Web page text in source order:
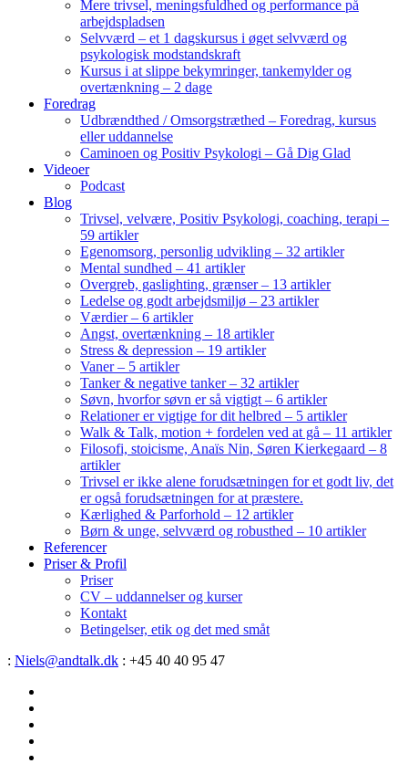
Mere trivsel, meningsfuldhed og performance på
arbejdspladsen
Selvværd – et 1 dagskursus i øget selvværd og
psykologisk modstandskraft
Kursus i at slippe bekymringer, tankemylder og
overtænkning – 2 dage
Foredrag
Udbrændthed / Omsorgstræthed – Foredrag, kursus
eller uddannelse
Caminoen og Positiv Psykologi – Gå Dig Glad
Videoer
Podcast
Blog
Trivsel, velvære, Positiv Psykologi, coaching, terapi –
59 artikler
Egenomsorg, personlig udvikling – 32 artikler
Mental sundhed – 41 artikler
Overgreb, gaslighting, grænser – 13 artikler
Ledelse og godt arbejdsmiljø – 23 artikler
Værdier – 6 artikler
Angst, overtænkning – 18 artikler
Stress & depression – 19 artikler
Vaner – 5 artikler
Tanker & negative tanker – 32 artikler
Søvn, hvorfor søvn er så vigtigt – 6 artikler
Relationer er vigtige for dit helbred – 5 artikler
Walk & Talk, motion + fordelen ved at gå – 11 artikler
Filosofi, stoicisme, Anaïs Nin, Søren Kierkegaard – 8
artikler
Trivsel er ikke alene forudsætningen for et godt liv, det
er også forudsætningen for at præstere.
Kærlighed & Parforhold – 12 artikler
Børn & unge, selvværd og robusthed – 10 artikler
Referencer
Priser & Profil
Priser
CV – uddannelser og kurser
Kontakt
Betingelser, etik og det med småt
: Niels@andtalk.dk : +45 40 40 95 47